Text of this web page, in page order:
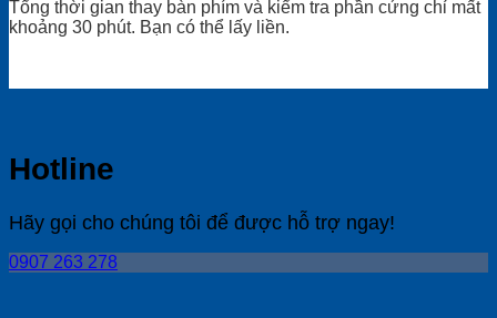
Tổng thời gian thay bàn phím và kiểm tra phần cứng chỉ mất
khoảng 30 phút. Bạn có thể lấy liền.
Hotline
Hãy gọi cho chúng tôi để được hỗ trợ ngay!
0907 263 278